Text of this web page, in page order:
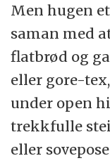
Men hugen
saman med
flatbrød og
eller gore-
under open
trekkfulle
eller